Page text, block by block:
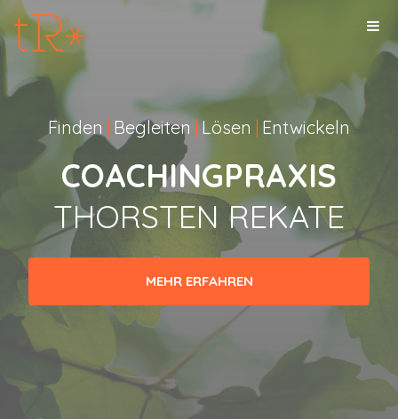
Finden | Begleiten |Lösen | Entwickeln
COACHINGPRAXIS
THORSTEN REKATE
MEHR ERFAHREN